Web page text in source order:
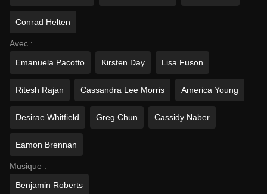
Conrad Helten
Avec :
Emanuela Pacotto
Kirsten Day Lisa Fuson
Ritesh Rajan Cassandra Lee Morris America Young
Desirae Whitfield Greg Chun Cassidy Naber
Eamon Brennan
Musique :
Benjamin Roberts